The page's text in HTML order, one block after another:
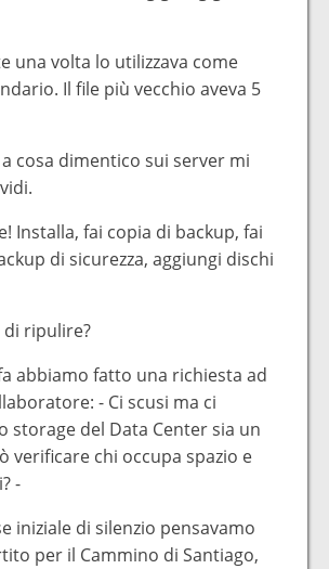
una volta lo utilizzava come
Il file più vecchio aveva 5
cosa dimentico sui server mi
Installa, fai copia di backup, fai
di sicurezza, aggiungi dischi
di ripulire?
abbiamo fatto una richiesta ad
- Ci scusi ma ci
storage del Data Center sia un
verificare chi occupa spazio e
-
iniziale di silenzio pensavamo
per il Cammino di Santiago,